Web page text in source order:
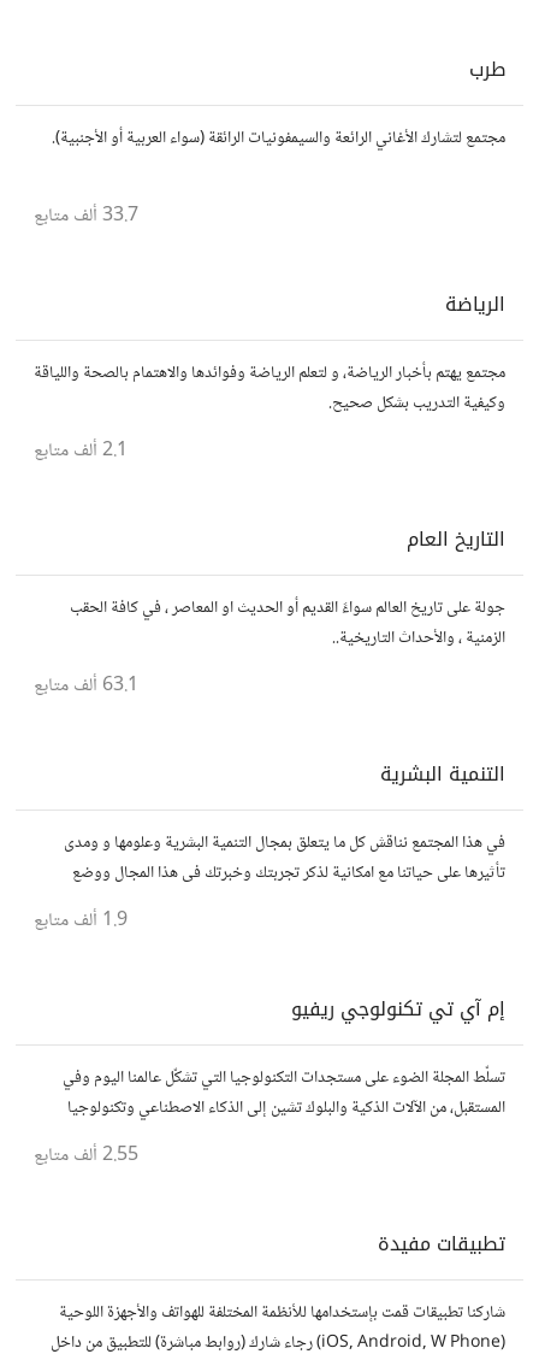
طرب
مجتمع لتشارك الأغاني الرائعة والسيمفونيات الرائقة (سواء العربية أو الأجنبية).
33.7 ألف متابع
الرياضة
مجتمع يهتم بأخبار الرياضة، و لتعلم الرياضة وفوائدها والاهتمام بالصحة واللياقة
وكيفية التدريب بشكل صحيح.
2.1 ألف متابع
التاريخ العام
جولة على تاريخ العالم سواءً القديم أو الحديث او المعاصر ، في كافة الحقب
الزمنية ، والأحداث التاريخية..
63.1 ألف متابع
التنمية البشرية
في هذا المجتمع نناقش كل ما يتعلق بمجال التنمية البشرية وعلومها و ومدى
تأثيرها على حياتنا مع امكانية لذكر تجربتك وخبرتك فى هذا المجال ووضع
مقالات وروابط وفيديوهات مفيدة تعمل على التحفيز والنجاح والتقدم
1.9 ألف متابع
إم آي تي تكنولوجي ريفيو
تسلّط المجلة الضوء على مستجدات التكنولوجيا التي تشكّل عالمنا اليوم وفي
المستقبل، من الآلات الذكية والبلوك تشين إلى الذكاء الاصطناعي وتكنولوجيا
2.55 ألف متابع
تطبيقات مفيدة
شاركنا تطبيقات قمت بإستخدامها للأنظمة المختلفة للهواتف والأجهزة اللوحية
(iOS, Android, W Phone) رجاء شارك (روابط مباشرة) للتطبيق من داخل